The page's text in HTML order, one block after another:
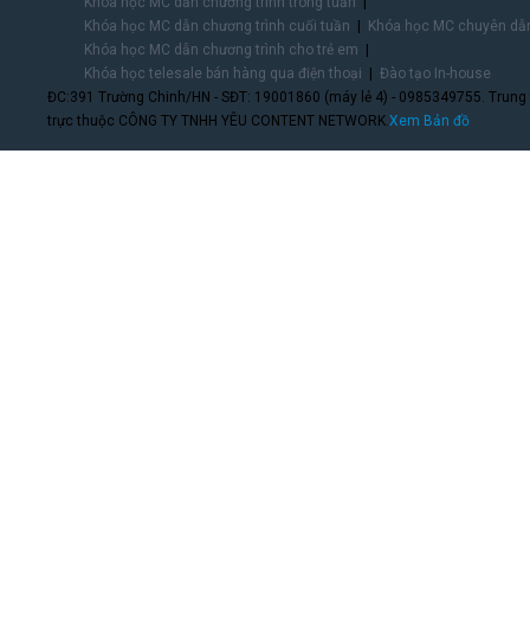
Khóa học MC dẫn chương trình cuối tuần
Khóa học MC chuyên
Khóa học MC dẫn chương trình cho trẻ em
Khóa học telesale bán hàng qua điện thoại
Đào tạo In-house
ĐC:391 Trường Chinh/HN - SĐT: 19001860 (máy lẻ 4) - 0985349755.
trực thuộc CÔNG TY TNHH YÊU CONTENT NETWORK.Xem Bản đồ